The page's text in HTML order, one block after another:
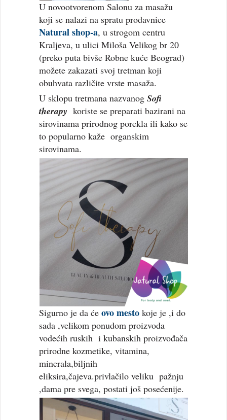
U novootvorenom Salonu za masažu
koji se nalazi na spratu prodavnice
Natural shop-a, u strogom centru
Kraljeva, u ulici Miloša Velikog br 20
(preko puta bivše Robne kuće Beograd)
možete zakazati svoj tretman koji
obuhvata različite vrste masaža.
U sklopu tretmana nazvanogSofi
therapy koriste se preparati bazirani na
sirovinama prirodnog porekla ili kako se
to popularno kaže organskim
sirovinama.
Sigurno je da ćeovo mesto koje je ,i do
sada ,velikom ponudom proizvoda
vodećih ruskih i kubanskih proizvođača
prirodne kozmetike, vitamina,
minerala,biljnih
eliksira,čajeva.privlačilo veliku pažnju
,dama pre svega, postati još posećenije.